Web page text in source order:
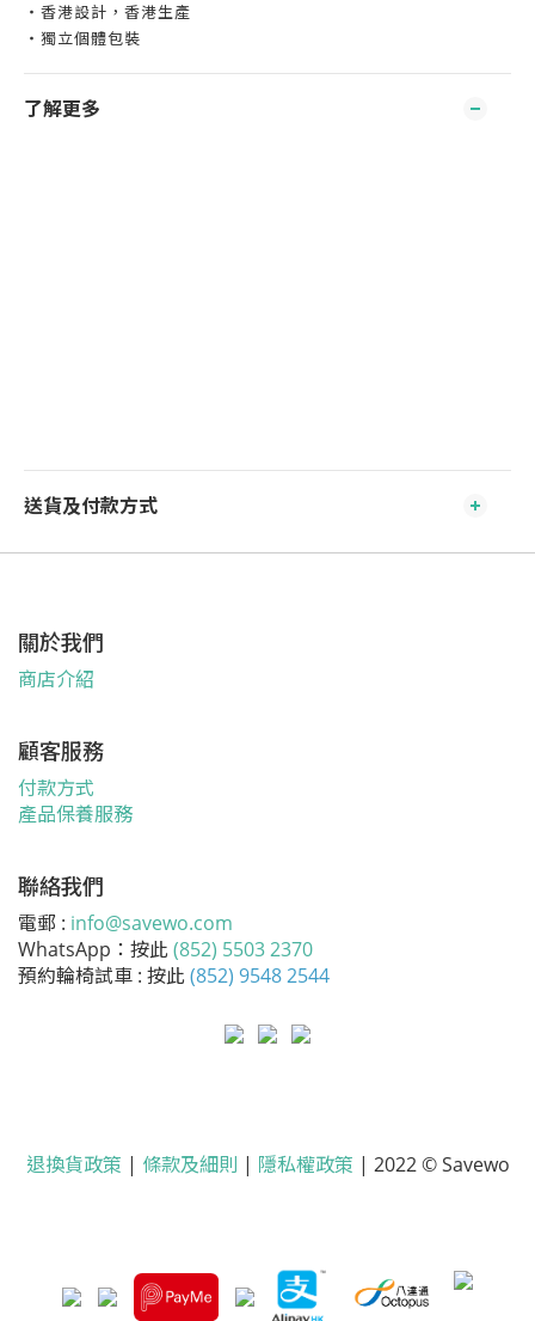
・香港設計，香港生產
・獨立個體包裝
了解更多
送貨及付款方式
關於我們
商店介紹
顧客服務
付款方式
產品保養服務
聯絡我們
電郵 : info@savewo.com
WhatsApp：按此 (852) 5503 2370
預約輪椅試車 : 按此 (852) 9548 2544
退換貨政策 | 條款及細則 | 隱私權政策 | 2022 © Savewo